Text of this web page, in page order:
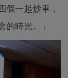
個一起炒車，
的時光。」